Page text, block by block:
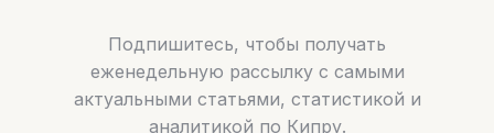
Подпишитесь, чтобы получать
еженедельную рассылку с самыми
актуальными статьями, статистикой и
аналитикой по Кипру.